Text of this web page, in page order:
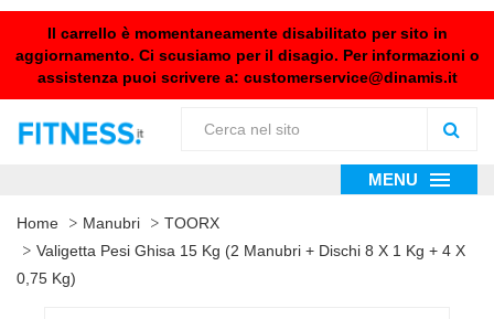
Il carrello è momentaneamente disabilitato per sito in
aggiornamento. Ci scusiamo per il disagio. Per informazioni o
assistenza puoi scrivere a: customerservice@dinamis.it
MENU
Home Manubri
TOORX
Valigetta Pesi Ghisa 15 Kg (2 Manubri + Dischi 8 X 1 Kg + 4 X
0,75 Kg)